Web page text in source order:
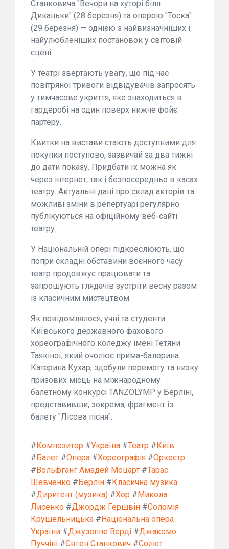
Станковича "Вечори на хуторі біля
Диканьки" (28 березня) та оперою "Тоска"
(29 березня) — однією з найвизначніших і
найулюбленіших постановок у світовій
сцені.
У театрі звертають увагу, що під час
повітряної тривоги відвідувачів запросять
у тимчасове укриття, яке знаходиться в
гардеробі на один поверх нижче фойє
партеру.
Квитки на вистави стають доступними для
покупки поступово, зазвичай за два тижні
до дати показу. Придбати їх можна як
через інтернет, так і безпосередньо в касах
театру. Актуальні дані про склад акторів та
можливі зміни в репертуарі регулярно
публікуються на офіційному веб-сайті
театру.
У Національній опері підкреслюють, що
попри складні обставини воєнного часу
театр продовжує працювати та
запрошують глядачів зустріти весну разом
із класичним мистецтвом.
Як повідомлялося, учні та студенти
Київського державного фахового
хореографічного коледжу імені Тетяни
Таякіної, який очолює прима-балерина
Катерина Кухар, здобули перемогу та низку
призових місць на міжнародному
балетному конкурсі TANZOLYMP у Берліні,
представивши, зокрема, фрагмент із
балету "Лісова пісня".
#Композитор #Україна #Театр #Київ
#Балет #Опера #Хореографія #Оркестр
#Вольфганг Амадей Моцарт #Тарас
Шевченко #Берлін #Класична музика
#Диригент (музика) #Хор #Микола
Лисенко #Джордж Гершвін #Соломія
Крушельницька #Національна опера
України #Джузеппе Верді #Джакомо
Пуччіні #Євген Станкович #Соліст